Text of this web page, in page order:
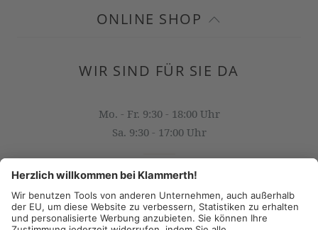
ONLINE SHOP
WIR SIND FÜR SIE DA
Mo. - Fr. 9:30 - 18:00 Uhr
Sa. 9:30 - 17:00 Uhr
OFFICE@KLAMMERTH.AT
+43 316 825 618 0